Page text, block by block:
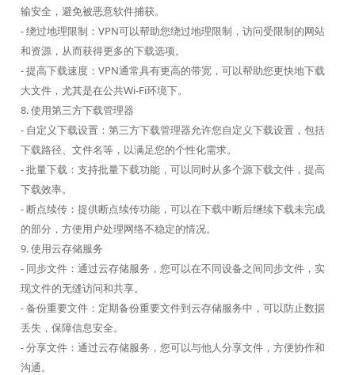
输安全，避免被恶意软件捕获。
- 绕过地理限制：VPN可以帮助您绕过地理限制，访问受限制的网站
和资源，从而获得更多的下载选项。
- 提高下载速度：VPN通常具有更高的带宽，可以帮助您更快地下载
大文件，尤其是在公共Wi-Fi环境下。
8. 使用第三方下载管理器
- 自定义下载设置：第三方下载管理器允许您自定义下载设置，包括
下载路径、文件名等，以满足您的个性化需求。
- 批量下载：支持批量下载功能，可以同时从多个源下载文件，提高
下载效率。
- 断点续传：提供断点续传功能，可以在下载中断后继续下载未完成
的部分，方便用户处理网络不稳定的情况。
9. 使用云存储服务
- 同步文件：通过云存储服务，您可以在不同设备之间同步文件，实
现文件的无缝访问和共享。
- 备份重要文件：定期备份重要文件到云存储服务中，可以防止数据
丢失，保障信息安全。
- 分享文件：通过云存储服务，您可以与他人分享文件，方便协作和
沟通。